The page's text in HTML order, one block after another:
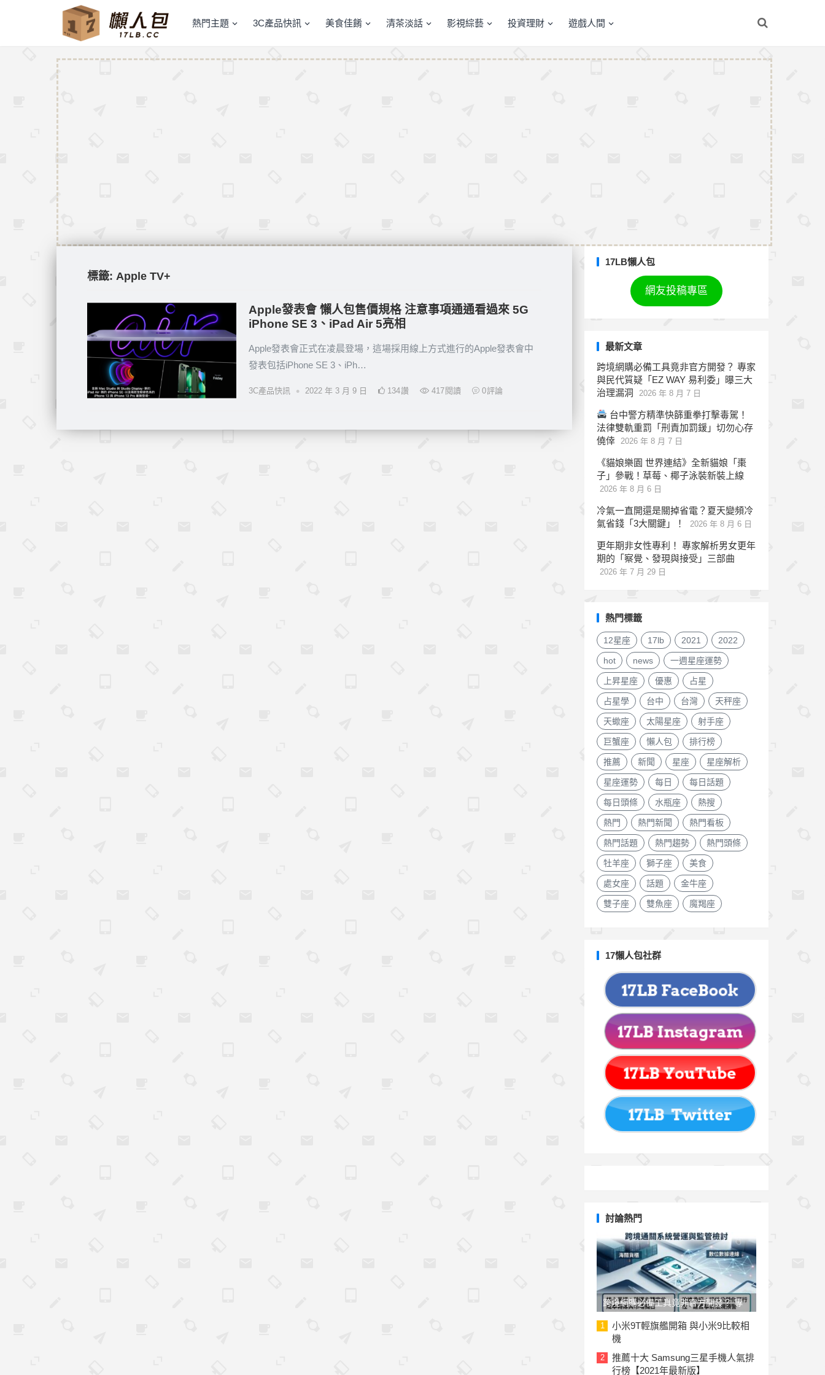
熱門主題 3C產品快訊 美食佳餚 清茶淡話 影視綜藝 投資理財 遊戲人間
標籤: Apple TV+
Apple發表會 懶人包售價規格 注意事項通通看過來 5G
iPhone SE 3、iPad Air 5亮相
Apple發表會正式在凌晨登場，這場採用線上方式進行的Apple發表會中
發表包括iPhone SE 3、iPh…
3C產品快訊 • 2022 年 3 月 9 日 134讚 417 閱讀 0評論
17LB懶人包
網友投稿專區
最新文章
跨境網購必備工具竟非官方開發？ 專家
與民代質疑「EZ WAY 易利委」曝三大
治理漏洞
2026 年 8 月 7 日
台中警方精準快篩重拳打擊毒駕！
法律雙軌重罰「刑責加罰鍰」切勿心存
僥倖
2026 年 8 月 7 日
《貓娘樂園 世界連結》全新貓娘「棗
子」參戰！草莓、椰子泳裝新裝上線
2026 年 8 月 6 日
冷氣一直開還是關掉省電？夏天變頻冷
氣省錢「3大關鍵」！
2026 年 8 月 6 日
更年期非女性專利！ 專家解析男女更年
期的「察覺、發現與接受」三部曲
2026 年 7 月 29 日
熱門標籤
12星座 17lb 2021 2022
hot news 一週星座運勢
上昇星座 優惠 占星
占星學 台中 台灣 天秤座
天蠍座 太陽星座 射手座
巨蟹座 懶人包 排行榜
推薦 新聞 星座 星座解析
星座運勢 每日 每日話題
每日頭條 水瓶座 熱搜
熱門 熱門新聞 熱門看板
熱門話題 熱門趨勢 熱門頭條
牡羊座 獅子座 美食
處女座 話題 金牛座
雙子座 雙魚座 魔羯座
17懶人包社群
討論熱門
跨境網購必備工具竟非官方開發？ 專
家與民代質疑「EZ WAY 易利委」曝三
大治理漏洞
1
小米9T輕旗艦開箱 與小米9比較相
機
2
推薦十大 Samsung三星手機人氣排
行榜【2021年最新版】